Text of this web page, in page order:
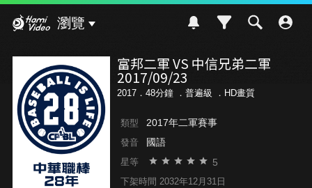
瀏覽
富邦二軍 VS 中信兄弟二軍
2017/09/23
2017．48分鐘 ． 普遍級 ．HD畫質
類型 2017年二軍賽事
發音 國語
星等 5
下架時間 2032年12月31日